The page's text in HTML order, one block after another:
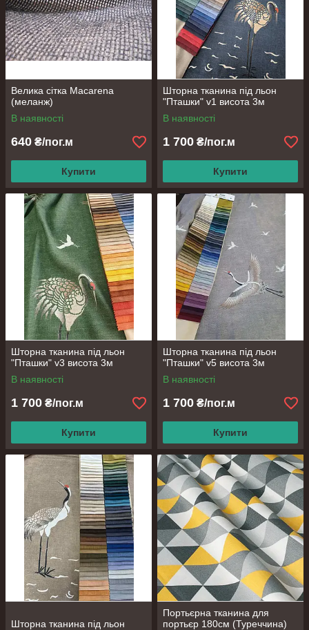
Велика сітка Macarena
(меланж)
В наявності
640 ₴/пог.м
Купити
Шторна тканина під льон
"Пташки" v1 висота 3м
В наявності
1 700 ₴/пог.м
Купити
Шторна тканина під льон
"Пташки" v3 висота 3м
В наявності
1 700 ₴/пог.м
Купити
Шторна тканина під льон
"Пташки" v5 висота 3м
В наявності
1 700 ₴/пог.м
Купити
Шторна тканина під льон
Портьєрна тканина для
портьєр 180см (Туреччина)